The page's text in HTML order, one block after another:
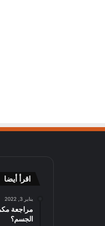
اقرأ أيضا
يناير 3, 2022
الجسم؟